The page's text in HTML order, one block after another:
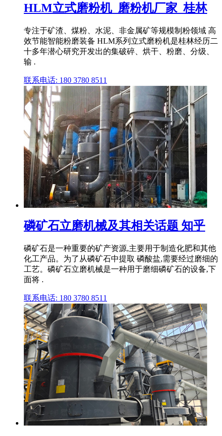
HLM立式磨粉机_磨粉机厂家_桂林
专注于矿渣、煤粉、水泥、非金属矿等规模制粉领域 高
效节能智能粉磨装备 HLM系列立式磨粉机是桂林经历二
十多年潜心研究开发出的集破碎、烘干、粉磨、分级、
输 .
联系电话: 180 3780 8511
磷矿石立磨机械及其相关话题 知乎
磷矿石是一种重要的矿产资源,主要用于制造化肥和其他
化工产品。为了从磷矿石中提取 磷酸盐,需要经过磨细的
工艺。磷矿石立磨机械是一种用于磨细磷矿石的设备,下
面将 .
联系电话: 180 3780 8511